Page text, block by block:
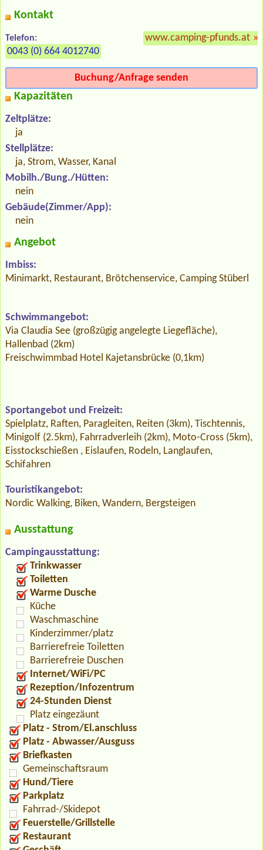
Kontakt
Telefon:
0043 (0) 664 4012740
www.camping-pfunds.at »
Buchung/Anfrage senden
Kapazitäten
Zeltplätze:
ja
Stellplätze:
ja, Strom, Wasser, Kanal
Mobilh./Bung./Hütten:
nein
Gebäude(Zimmer/App):
nein
Angebot
Imbiss:
Minimarkt, Restaurant, Brötchenservice, Camping Stüberl
Schwimmangebot:
Via Claudia See (großzügig angelegte Liegefläche),
Hallenbad (2km)
Freischwimmbad Hotel Kajetansbrücke (0,1km)
Sportangebot und Freizeit:
Spielplatz, Raften, Paragleiten, Reiten (3km), Tischtennis,
Minigolf (2.5km), Fahrradverleih (2km), Moto-Cross (5km),
Eisstockschießen , Eislaufen, Rodeln, Langlaufen,
Schifahren
Touristikangebot:
Nordic Walking, Biken, Wandern, Bergsteigen
Ausstattung
Campingausstattung:
Trinkwasser
Toiletten
Warme Dusche
Küche
Waschmaschine
Kinderzimmer/platz
Barrierefreie Toiletten
Barrierefreie Duschen
Internet/WiFi/PC
Rezeption/Infozentrum
24-Stunden Dienst
Platz eingezäunt
Platz - Strom/El.anschluss
Platz - Abwasser/Ausguss
Briefkasten
Gemeinschaftsraum
Hund/Tiere
Parkplatz
Fahrrad-/Skidepot
Feuerstelle/Grillstelle
Restaurant